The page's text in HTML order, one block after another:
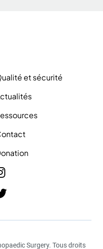
et sécurité
Surgery. Tous droits